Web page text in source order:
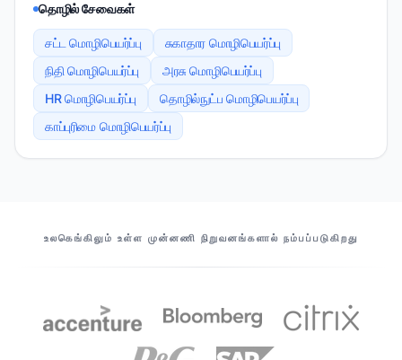
தொழில் சேவைகள்
சட்ட மொழிபெயர்ப்பு
சுகாதார மொழிபெயர்ப்பு
நிதி மொழிபெயர்ப்பு
அரசு மொழிபெயர்ப்பு
HR மொழிபெயர்ப்பு
தொழில்நுட்ப மொழிபெயர்ப்பு
காப்புரிமை மொழிபெயர்ப்பு
எங்கள் பங்காளிகள்
உலகெங்கிலும் உள்ள முன்னணி நிறுவனங்களால் நம்பப்படுகிறது